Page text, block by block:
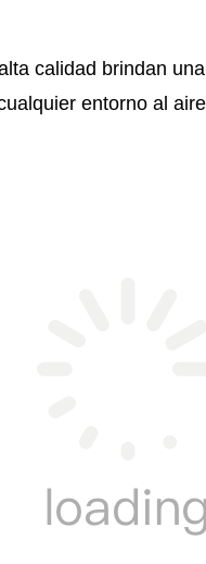
calidad brindan
entorno al